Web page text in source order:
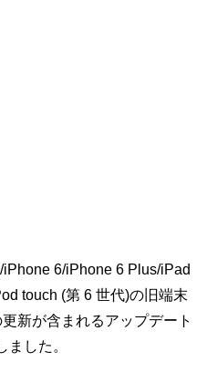
6/iPhone 6 Plus/iPad
touch (第 6 世代)の旧端末
新が含まれるアップデート
ました。